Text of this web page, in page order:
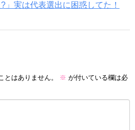
」実は代表選出に困惑してた！
とはありません。 ※ が付いている欄は必